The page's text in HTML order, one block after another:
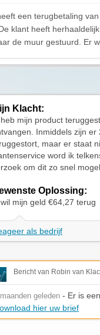
een terugbetaling
klant heeft
de muur gestuurd. Er
Klacht:
mijn product
Inmiddels zijn
maar er staat
word ik
om dit zo snel
Oplossing:
mijn geld €64,27 terug
als bedrijf
Bericht van Robin van
geleden - Er is
hier uw brief